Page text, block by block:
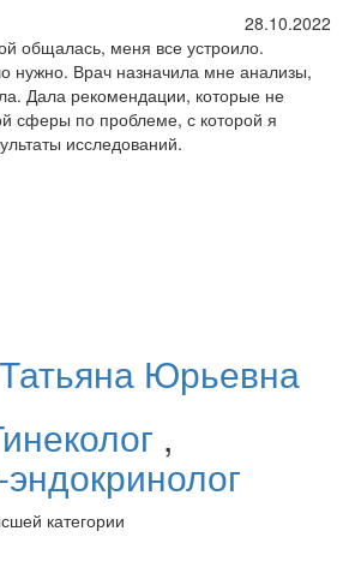
28.10.2022
общалась, меня все устроило.
нужно. Врач назначила мне анализы,
Дала рекомендации, которые не
сферы по проблеме, с которой я
исследований.
Татьяна Юрьевна
,
категории